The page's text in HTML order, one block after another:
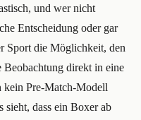
und wer nicht
Entscheidung oder gar
Sport die Möglichkeit, den
direkt in eine
kein Pre-Match-Modell
dass ein Boxer ab